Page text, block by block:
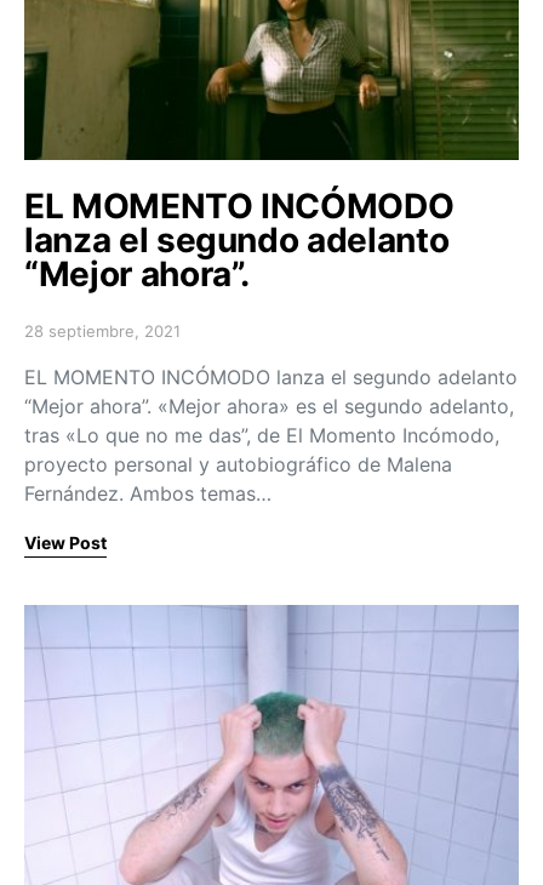
EL MOMENTO INCÓMODO
lanza el segundo adelanto
“Mejor ahora”.
Posted on
28 septiembre, 2021
EL MOMENTO INCÓMODO lanza el segundo adelanto
“Mejor ahora”. «Mejor ahora» es el segundo adelanto,
tras «Lo que no me das”, de El Momento Incómodo,
proyecto personal y autobiográfico de Malena
Fernández. Ambos temas…
View Post